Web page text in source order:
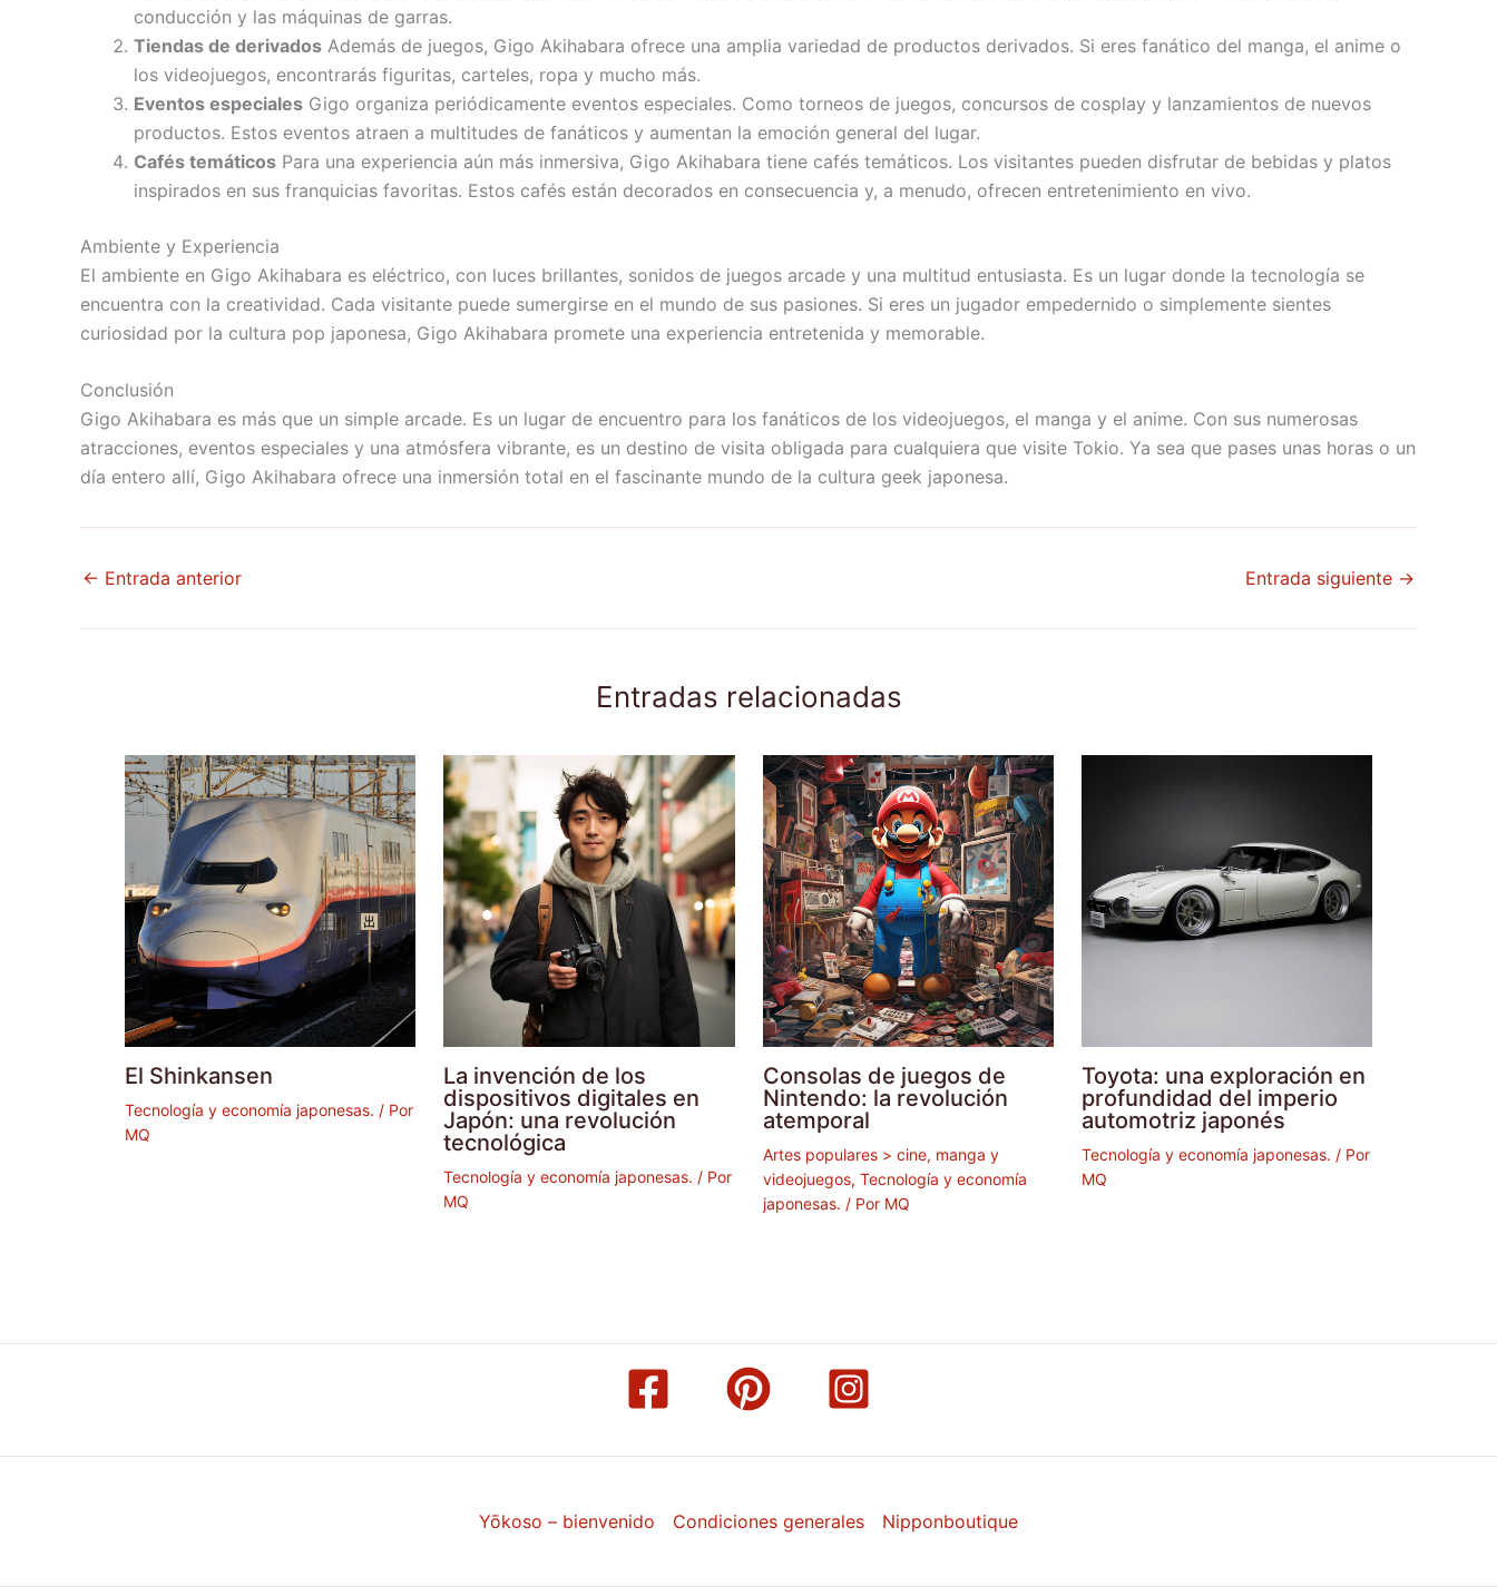
conducción y las máquinas de garras.
Tiendas de derivados Además de juegos, Gigo Akihabara ofrece una amplia variedad de productos derivados. Si eres fanático del manga, el anime o
los videojuegos, encontrarás figuritas, carteles, ropa y mucho más.
Eventos especiales Gigo organiza periódicamente eventos especiales. Como torneos de juegos, concursos de cosplay y lanzamientos de nuevos
productos. Estos eventos atraen a multitudes de fanáticos y aumentan la emoción general del lugar.
Cafés temáticos Para una experiencia aún más inmersiva, Gigo Akihabara tiene cafés temáticos. Los visitantes pueden disfrutar de bebidas y platos
inspirados en sus franquicias favoritas. Estos cafés están decorados en consecuencia y, a menudo, ofrecen entretenimiento en vivo.
Ambiente y Experiencia
El ambiente en Gigo Akihabara es eléctrico, con luces brillantes, sonidos de juegos arcade y una multitud entusiasta. Es un lugar donde la tecnología se
encuentra con la creatividad. Cada visitante puede sumergirse en el mundo de sus pasiones. Si eres un jugador empedernido o simplemente sientes
curiosidad por la cultura pop japonesa, Gigo Akihabara promete una experiencia entretenida y memorable.
Conclusión
Gigo Akihabara es más que un simple arcade. Es un lugar de encuentro para los fanáticos de los videojuegos, el manga y el anime. Con sus numerosas
atracciones, eventos especiales y una atmósfera vibrante, es un destino de visita obligada para cualquiera que visite Tokio. Ya sea que pases unas horas o un
día entero allí, Gigo Akihabara ofrece una inmersión total en el fascinante mundo de la cultura geek japonesa.
← Entrada anterior Entrada siguiente →
Entradas relacionadas
El Shinkansen
Tecnología y economía japonesas. / Por
MQ
La invención de los
dispositivos digitales en
Japón: una revolución
tecnológica
Tecnología y economía japonesas. / Por
MQ
Consolas de juegos de
Nintendo: la revolución
atemporal
Artes populares > cine, manga y
videojuegos, Tecnología y economía
japonesas. / Por MQ
Toyota: una exploración en
profundidad del imperio
automotriz japonés
Tecnología y economía japonesas. / Por
MQ
Yōkoso – bienvenido Condiciones generales Nipponboutique